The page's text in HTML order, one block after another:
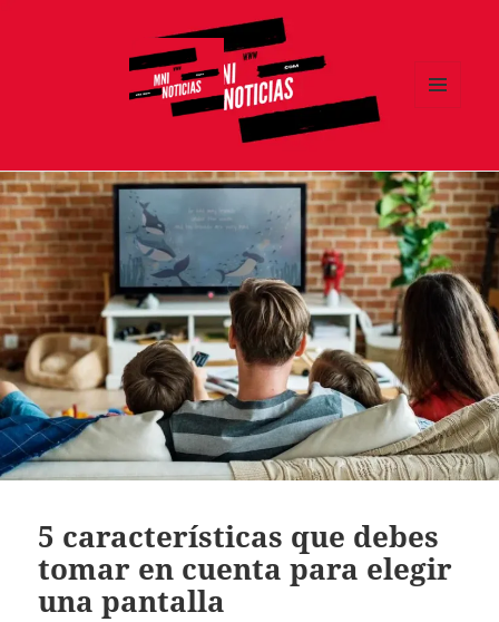
5 características que debes
tomar en cuenta para elegir
una pantalla